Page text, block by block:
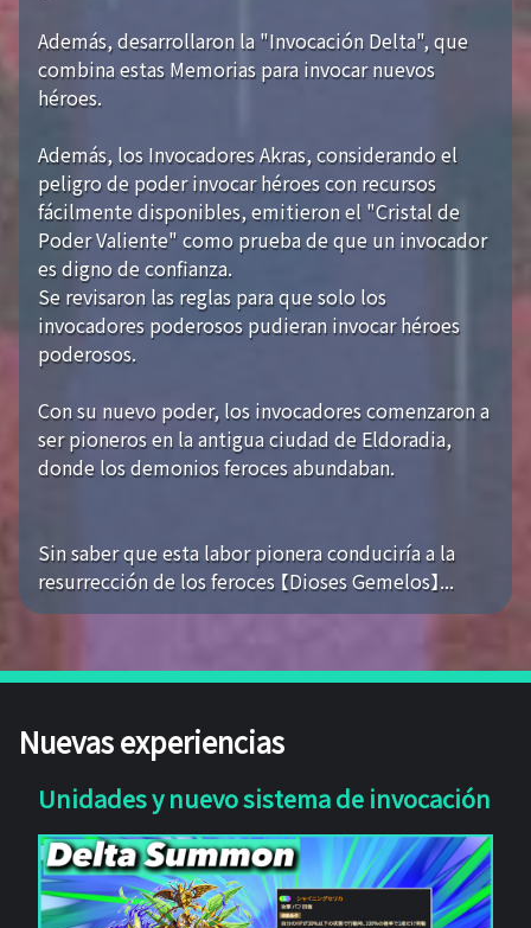
Además, desarrollaron la "Invocación Delta", que
combina estas Memorias para invocar nuevos
héroes.
Además, los Invocadores Akras, considerando el
peligro de poder invocar héroes con recursos
fácilmente disponibles, emitieron el "Cristal de
Poder Valiente" como prueba de que un invocador
es digno de confianza.
Se revisaron las reglas para que solo los
invocadores poderosos pudieran invocar héroes
poderosos.
Con su nuevo poder, los invocadores comenzaron a
ser pioneros en la antigua ciudad de Eldoradia,
donde los demonios feroces abundaban.
Sin saber que esta labor pionera conduciría a la
resurrección de los feroces 【Dioses Gemelos】...
Nuevas experiencias
Unidades y nuevo sistema de invocación